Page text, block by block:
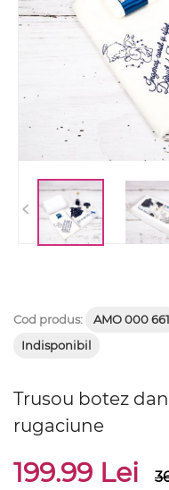
<
Cod produs: AMO 000 661
Indisponibil
Trusou botez
rugaciune
199.99 Lei